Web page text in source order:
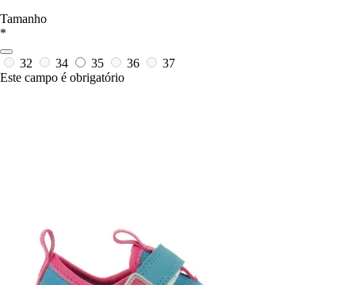
Tamanho
*
32 34 35 36
37
Este campo é obrigatório